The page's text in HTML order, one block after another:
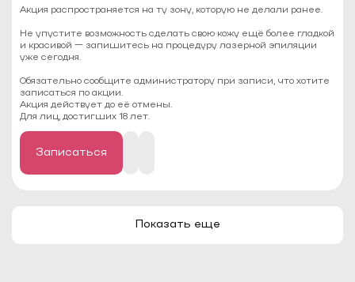
Акция распространяется на ту зону, которую не делали ранее.
Не упустите возможность сделать свою кожу ещё более гладкой
и красивой — запишитесь на процедуру лазерной эпиляции
уже сегодня.
Обязательно сообщите администратору при записи, что хотите
записаться по акции.
Акция действует до её отмены.
Для лиц, достигших 18 лет.
Показать еще